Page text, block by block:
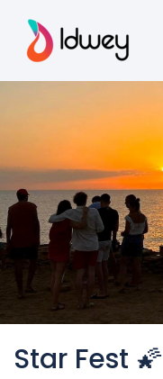
Star Fest 🌠